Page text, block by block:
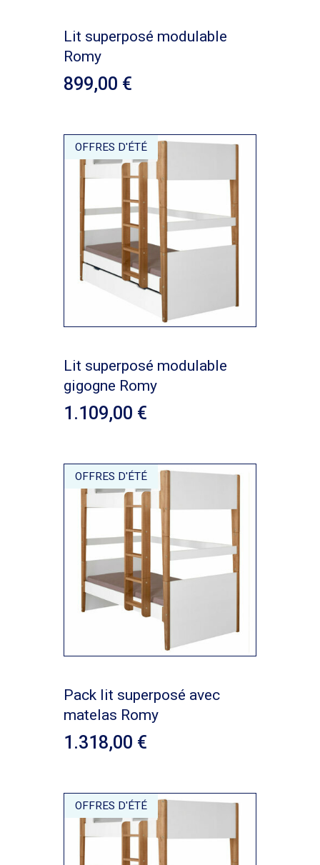
Lit superposé modulable
Romy
899,00
OFFRES D'ÉTÉ
Lit superposé modulable
gigogne Romy
1.109,00
OFFRES D'ÉTÉ
Pack lit superposé avec
matelas Romy
1.318,00
OFFRES D'ÉTÉ